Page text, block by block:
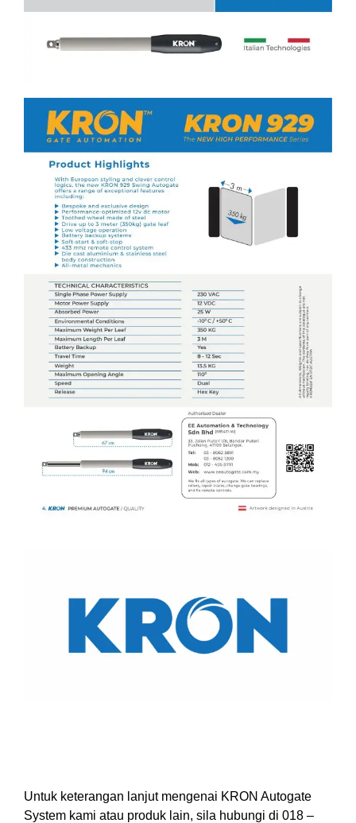
Untuk keterangan lanjut mengenai KRON Autogate
System kami atau produk lain, sila hubungi di 018 –